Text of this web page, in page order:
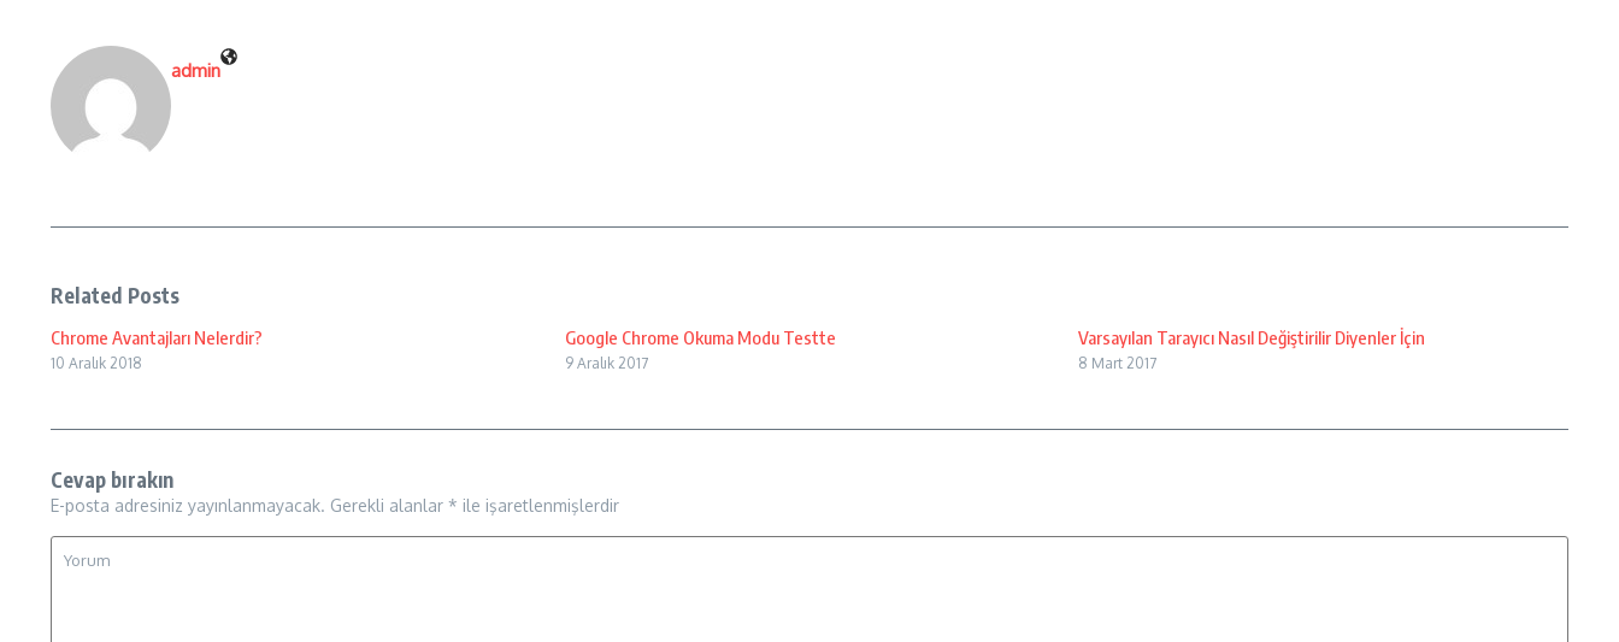
admin
Related Posts
Chrome Avantajları Nelerdir?
10 Aralık 2018
Google Chrome Okuma Modu Testte
9 Aralık 2017
Varsayılan Tarayıcı Nasıl Değiştirilir Diyenler İçin
8 Mart 2017
Cevap bırakın
E-posta adresiniz yayınlanmayacak. Gerekli alanlar * ile işaretlenmişlerdir